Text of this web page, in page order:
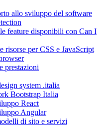
allo sviluppo del software
feature disponibili con Can I
risorse per CSS e JavaScript
prestazioni
system .italia
Bootstrap Italia
React
Angular
di sito e servizi